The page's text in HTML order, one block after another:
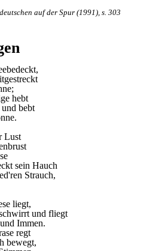
auf der Spur (1991), s. 303
hebt
bebt
Lust
sein Hauch
Strauch,
liegt,
und fliegt
Immen.
regt
bewegt,